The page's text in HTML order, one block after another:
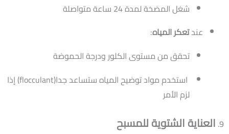
شغل المضخة لمدة 24 ساعة متواصلة
عندتعكر المياه:
تحقق من مستوى الكلور ودرجة الحموضة
استخدم مواد توضيح المياه ستساعد جدا(flocculant) إذا
لزم الأمر
العناية الشتوية للمسبح